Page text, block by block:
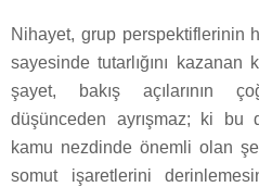
Nihayet, grup perspektiflerinin
sayesinde tutarlığını kazanan
şayet, bakış açılarının
düşünceden ayrışmaz; ki bu
kamu nezdinde önemli olan
somut işaretlerini